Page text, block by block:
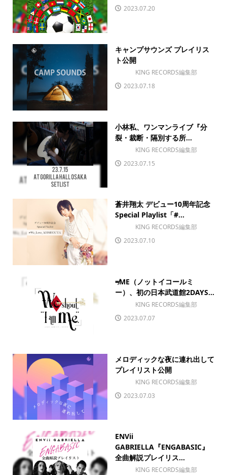
2023.07.20
キャンプサウンズ プレイリス
ト公開
KING RECORDS編集部
2023.07.18
小林私、ワンマンライブ『分
裂・裁断・隔別する所...
KING RECORDS編集部
2023.07.15
蒼井翔太 デビュー10周年記念
Special Playlist「#...
KING RECORDS編集部
2023.07.10
≠ME（ノットイコールミ
ー）、初の日本武道館2DAYS...
KING RECORDS編集部
2023.07.07
メロディックな夜に連れ出して
プレイリスト公開
KING RECORDS編集部
2023.07.03
ENVii
GABRIELLA『ENGABASIC』
全曲解説プレイリス...
KING RECORDS編集部